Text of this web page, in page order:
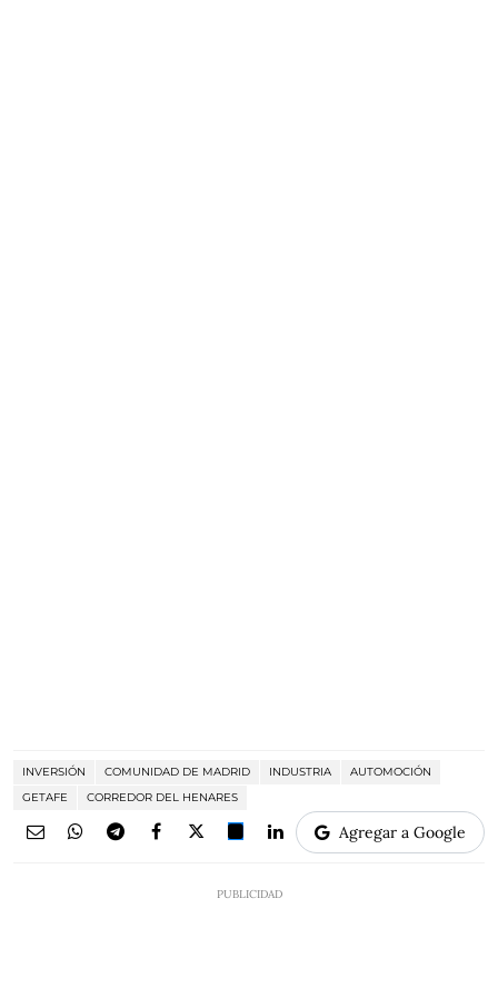
INVERSIÓN COMUNIDAD DE MADRID INDUSTRIA
AUTOMOCIÓN
GETAFE
CORREDOR DEL HENARES
Agregar a Google